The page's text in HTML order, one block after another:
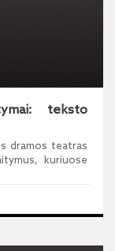
teksto
dramos teatras
kuriuose